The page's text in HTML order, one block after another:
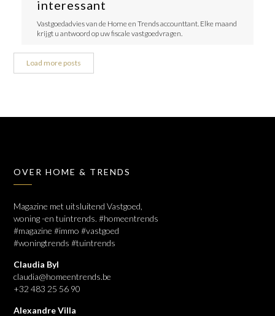
interessant
Vastgoedadvies van de Home en Trends accounttant. Elke maand
krijgt u antwoord op uw fiscale vastgoedvragen.
Load more posts
OVER HOME & TRENDS
Magazine met uitsluitend Vastgoed,
woning -en tuintrends. #homeentrends
#magazine #immo #vastgoed
#woningtrends #tuintrends
Claudia Byl
claudia@homeentrends.be
+32 483 25 56 90
Alexandre Villa